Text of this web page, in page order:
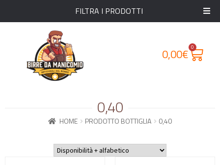
0,00€ 0
0,40
HOME PRODOTTO BOTTIGLIA 0,40
FILTRA I PRODOTTI